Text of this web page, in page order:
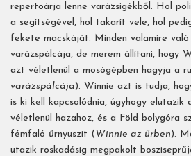
repertoárja lenne varázsigékből. Hol
a segítségével, hol takarít vele, hol
fekete macskáját. Minden valamire való
varázspálcája, de merem állítani, hogy
azt véletlenül a mosógépben hagyja a
varázspálcája). Winnie azt is tudja,
is ki kell kapcsolódnia, úgyhogy elutazik
véletlenül hazahoz, és a Föld bolygóra
fémfaló űrnyuszit ( Winnie az űrben).
utazik roskadásig megpakolt